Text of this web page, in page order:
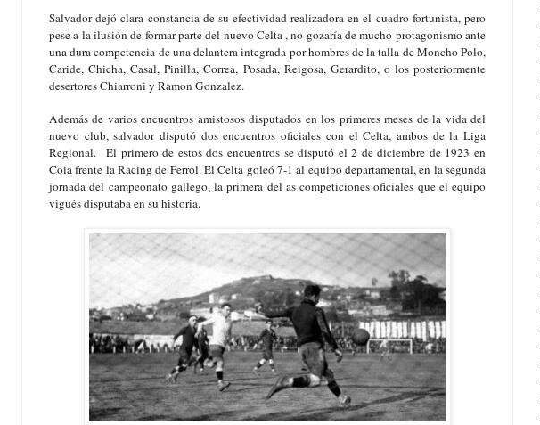
Salvador dejó clara constancia de su efectividad realizadora en el cuadro fortunista, pero
pese a la ilusión de formar parte del nuevo Celta , no gozaría de mucho protagonismo ante
una dura competencia de una delantera integrada por hombres de la talla de Moncho Polo,
Caride, Chicha, Casal, Pinilla, Correa, Posada, Reigosa, Gerardito, o los posteriormente
desertores Chiarroni y Ramon Gonzalez.
Además de varios encuentros amistosos disputados en los primeres meses de la vida del
nuevo club, salvador disputó dos encuentros oficiales con el Celta, ambos de la Liga
Regional.
El primero de estos dos encuentros se disputó el 2 de diciembre de 1923 en
Coia frente la Racing de Ferrol. El Celta goleó 7-1 al equipo departamental, en la segunda
jornada del campeonato gallego, la primera del as competiciones oficiales que el equipo
vigués disputaba en su historia.